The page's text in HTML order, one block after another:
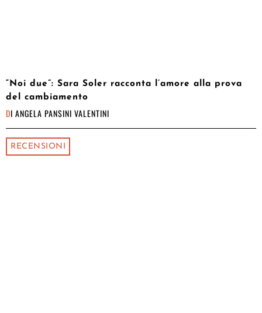
“Noi due”: Sara Soler racconta l’amore alla prova
del cambiamento
DI ANGELA PANSINI VALENTINI
RECENSIONI